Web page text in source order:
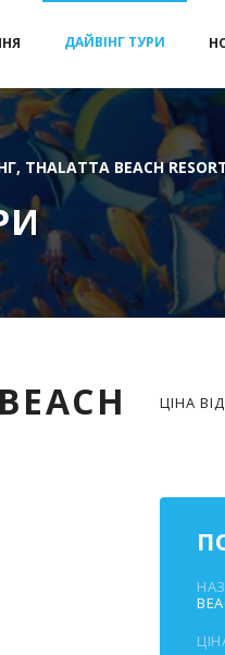
ДАЙВІНГ ТУРИ
THALATTA BEACH
ЦІНА ВІД